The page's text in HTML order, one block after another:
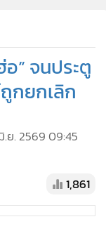
” จนประตู
กยกเลิก
.ย. 2569 09:45
1,861